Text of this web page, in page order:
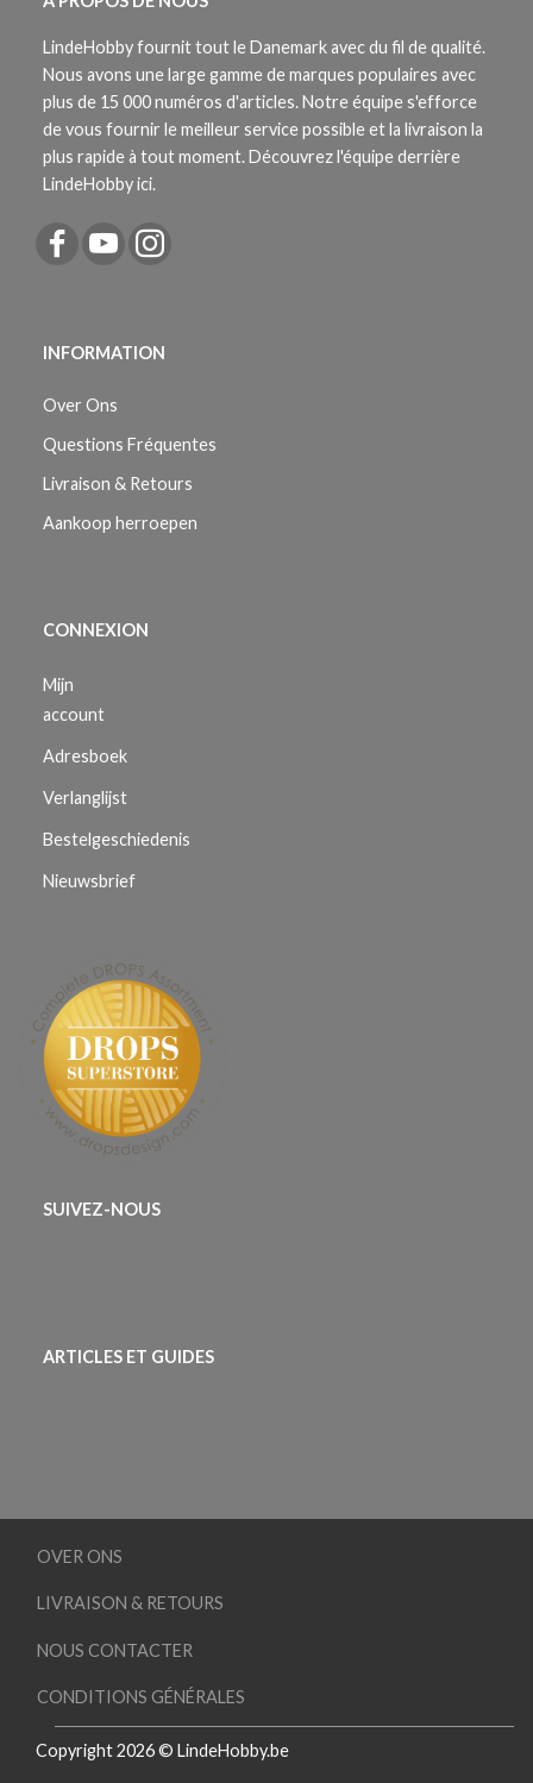
LindeHobby fournit tout le Danemark avec du fil de qualité.
Nous avons une large gamme de marques populaires avec
plus de 15 000 numéros d'articles. Notre équipe s'efforce
de vous fournir le meilleur service possible et la livraison la
plus rapide à tout moment. Découvrez l'équipe derrière
LindeHobby ici.
INFORMATION
Over Ons
Questions Fréquentes
Livraison & Retours
Aankoop herroepen
CONNEXION
Mijn
account
Adresboek
Verlanglijst
Bestelgeschiedenis
Nieuwsbrief
SUIVEZ-NOUS
ARTICLES ET GUIDES
OVER ONS
LIVRAISON & RETOURS
NOUS CONTACTER
CONDITIONS GÉNÉRALES
Copyright 2026 © LindeHobby.be